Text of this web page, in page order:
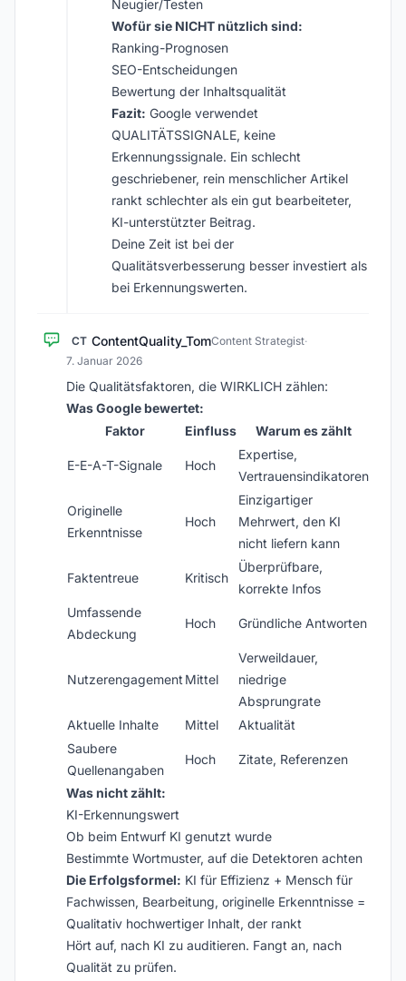
Neugier/Testen
Wofür sie NICHT nützlich sind:
Ranking-Prognosen
SEO-Entscheidungen
Bewertung der Inhaltsqualität
Fazit: Google verwendet
QUALITÄTSSIGNALE, keine
Erkennungssignale. Ein schlecht
geschriebener, rein menschlicher Artikel
rankt schlechter als ein gut bearbeiteter,
KI-unterstützter Beitrag.
Deine Zeit ist bei der
Qualitätsverbesserung besser investiert als
bei Erkennungswerten.
CT ContentQuality_TomContent Strategist·
7. Januar 2026
Die Qualitätsfaktoren, die WIRKLICH zählen:
Was Google bewertet:
Faktor
Einfluss Warum es zählt
E-E-A-T-Signale Hoch
Expertise,
Vertrauensindikatoren
Originelle
Erkenntnisse
Hoch
Einzigartiger
Mehrwert, den KI
nicht liefern kann
Faktentreue Kritisch
Überprüfbare,
korrekte Infos
Umfassende
Abdeckung
Hoch Gründliche Antworten
Nutzerengagement Mittel
Verweildauer,
niedrige
Absprungrate
Aktuelle Inhalte
Mittel
Aktualität
Saubere
Quellenangaben
Hoch Zitate, Referenzen
Was nicht zählt:
KI-Erkennungswert
Ob beim Entwurf KI genutzt wurde
Bestimmte Wortmuster, auf die Detektoren achten
Die Erfolgsformel: KI für Effizienz + Mensch für
Fachwissen, Bearbeitung, originelle Erkenntnisse =
Qualitativ hochwertiger Inhalt, der rankt
Hört auf, nach KI zu auditieren. Fangt an, nach
Qualität zu prüfen.